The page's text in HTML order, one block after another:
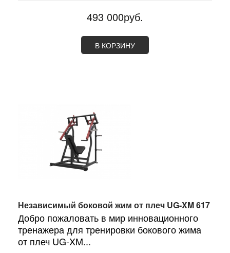
493 000руб.
В КОРЗИНУ
Независимый боковой жим от плеч UG-XM 617
Добро пожаловать в мир инновационного
тренажера для тренировки бокового жима
от плеч UG-XM...